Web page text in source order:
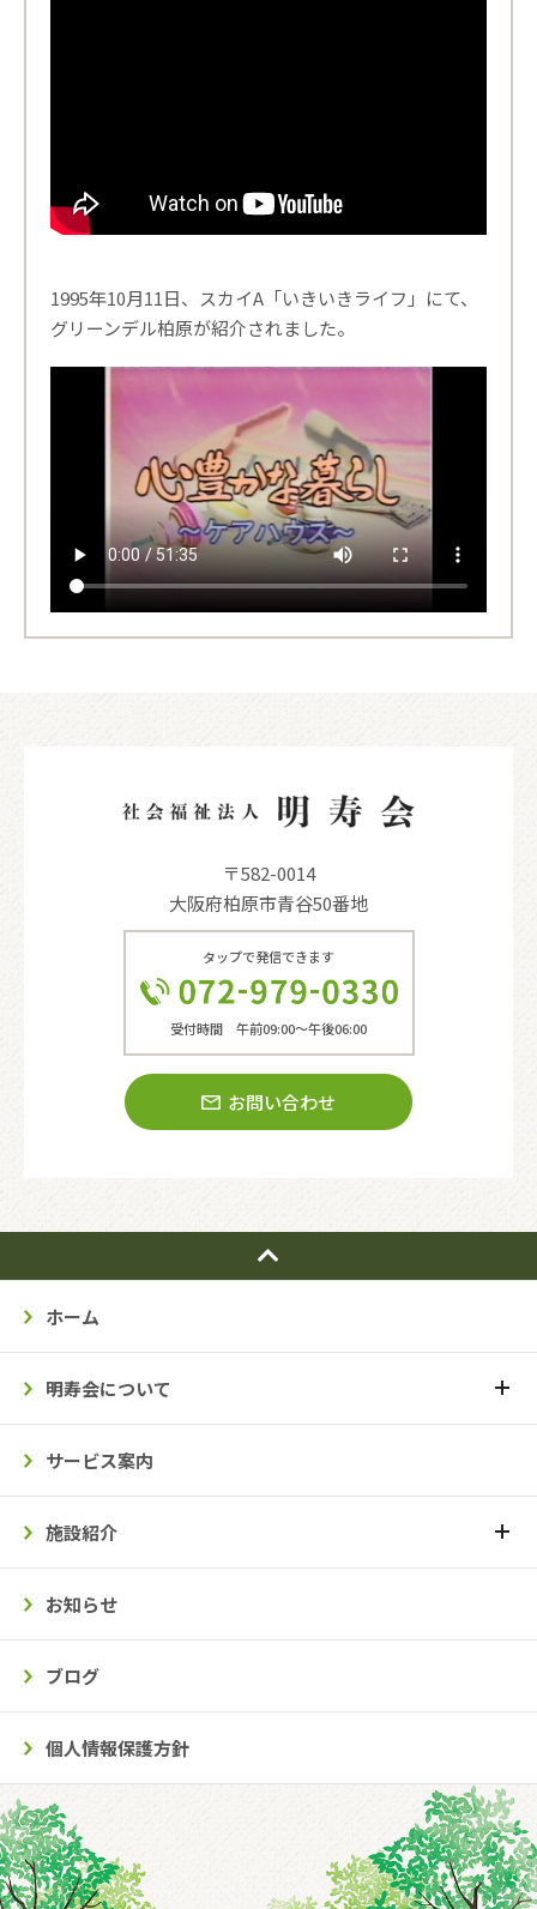
1995年10月11日、スカイA「いきいきライフ」にて、
グリーンデル柏原が紹介されました。
〒582-0014
大阪府柏原市青谷50番地
タップで発信できます
受付時間 午前09:00〜午後06:00
お問い合わせ
ホーム
明寿会について
サービス案内
施設紹介
お知らせ
ブログ
個人情報保護方針